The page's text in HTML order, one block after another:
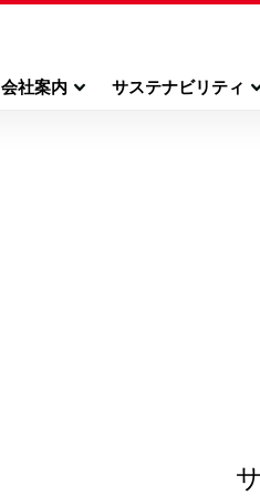
会社案内 サステナビリティ